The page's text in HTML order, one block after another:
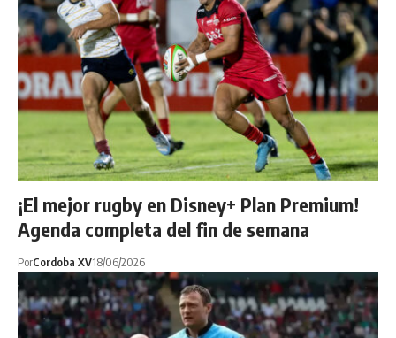
¡El mejor rugby en Disney+ Plan Premium!
Agenda completa del fin de semana
PorCordoba XV18/06/2026